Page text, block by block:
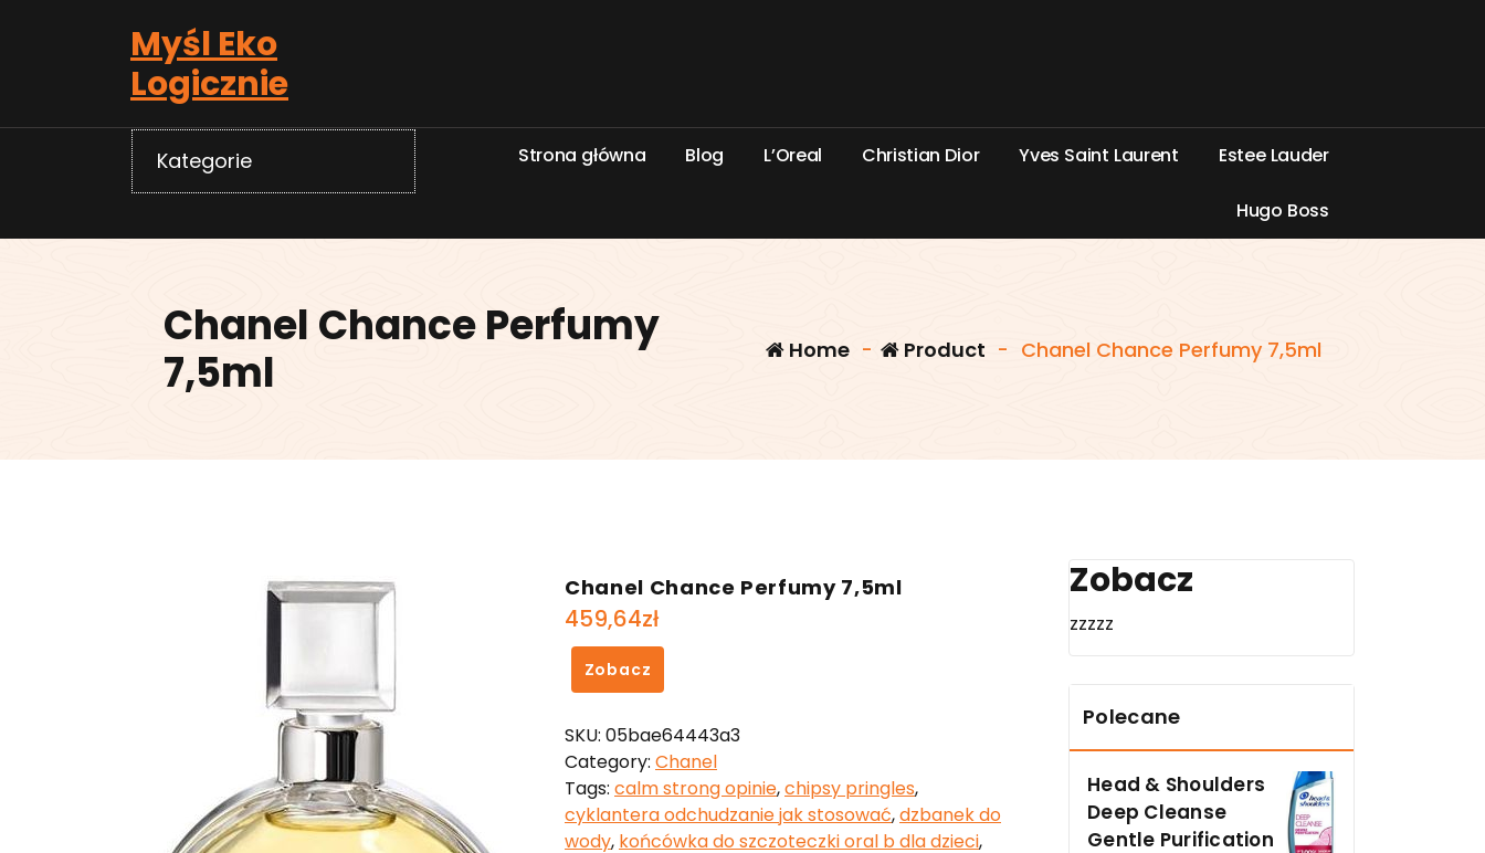
Myśl Eko
Logicznie
Kategorie Strona główna Blog L’Oreal Christian Dior Yves Saint Laurent Estee Lauder
Hugo Boss
Chanel Chance Perfumy
7,5ml
Home - Product - Chanel Chance Perfumy 7,5ml
Chanel Chance Perfumy 7,5ml
459,64zł
Zobacz
SKU: 05bae64443a3
Category: Chanel
Tags: calm strong opinie,chipsy pringles,
cyklantera odchudzanie jak stosować,dzbanek do
wody, końcówka do szczoteczki oral b dla dzieci,
Zobacz
zzzzz
Polecane
Head & Shoulders
Deep Cleanse
Gentle Purification